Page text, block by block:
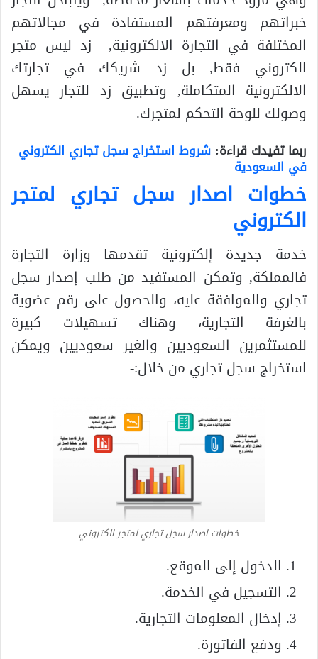
خبراتهم ومعرفتهم المستفادة في مجالاتهم
المختلفة في التجارة الالكترونية, زد ليس متجر
الكتروني فقط, بل زد شريكك في تجارتك
الالكترونية المتكاملة, وتطبيق زد للتجار يسهل
وصولك للوحة التحكم لمتجرك.
ربما تفيدك قراءة: شروط استخراج سجل تجاري الكتروني
في السعودية
خطوات اصدار سجل تجاري لمتجر
الكتروني
خدمة جديدة إلكترونية تقدمها وزارة التجارة
فالمملكة, وتمكن المستفيد من طلب إصدار سجل
تجاري والموافقة عليه، والحصول على رقم عضوية
بالغرفة التجارية، وهناك تسهيلات كبيرة
للمستثمرين السعوديين والغير سعوديين ويمكن
استخراج سجل تجاري من خلال:-
خطوات اصدار سجل تجاري لمتجر الكتروني
الدخول إلى الموقع.
التسجيل في الخدمة.
إدخال المعلومات التجارية.
ودفع الفاتورة.